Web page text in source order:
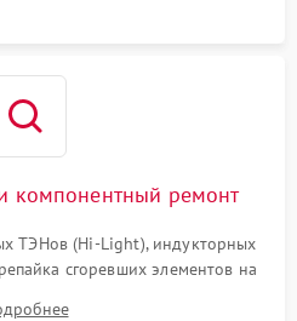
компонентный ремонт
ТЭНов (Hi-Light), индукторных
сгоревших элементов на